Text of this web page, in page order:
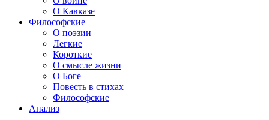
О Кавказе
Философские
О поэзии
Легкие
Короткие
О смысле жизни
О Боге
Повесть в стихах
Философские
Анализ